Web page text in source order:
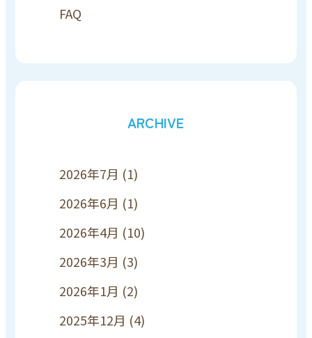
FAQ
ARCHIVE
2026年7月 (1)
2026年6月 (1)
2026年4月 (10)
2026年3月 (3)
2026年1月 (2)
2025年12月 (4)